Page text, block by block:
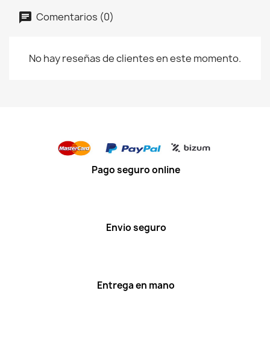
Comentarios (0)
No hay reseñas de clientes en este momento.
Pago seguro online
Envio seguro
Entrega en mano